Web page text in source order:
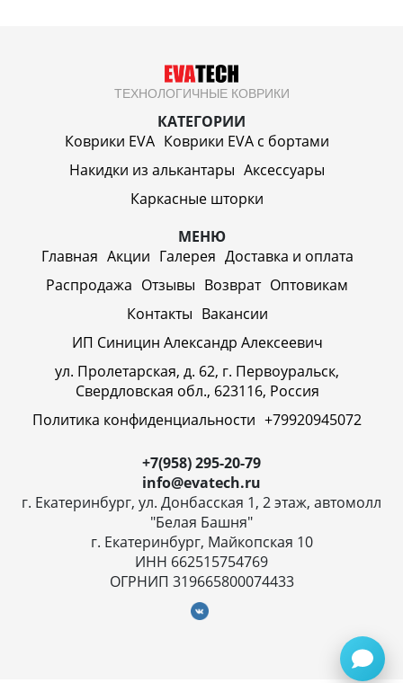
ТЕХНОЛОГИЧНЫЕ КОВРИКИ
КАТЕГОРИИ
Коврики EVA Коврики EVA c бортами
Накидки из алькантары Аксессуары
Каркасные шторки
МЕНЮ
Главная Акции Галерея Доставка и оплата
Распродажа Отзывы Возврат Оптовикам
Контакты Вакансии
ИП Синицин Александр Алексеевич
ул. Пролетарская, д. 62, г. Первоуральск,
Свердловская обл., 623116, Россия
Политика конфиденциальности +79920945072
+7(958) 295-20-79
info@evatech.ru
г. Екатеринбург, ул. Донбасская 1, 2 этаж, автомолл
"Белая Башня"
г. Екатеринбург, Майкопская 10
ИНН 662515754769
ОГРНИП 319665800074433